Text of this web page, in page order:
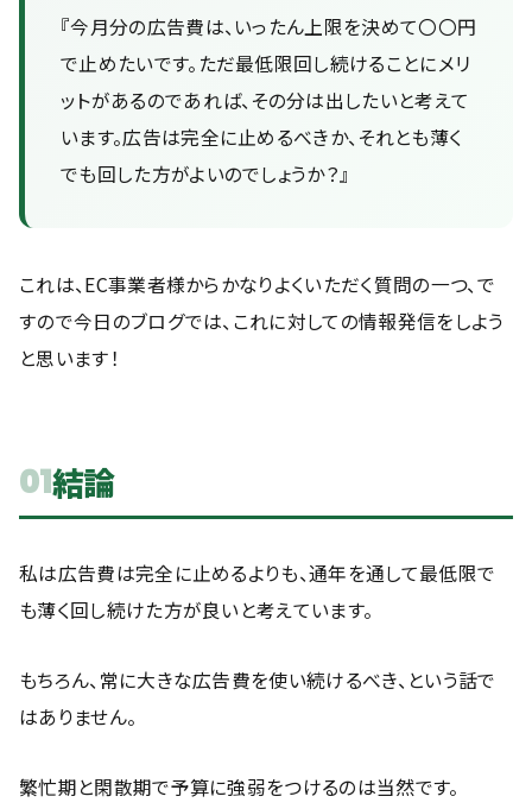
『今月分の広告費は、いったん上限を決めて〇〇円
で止めたいです。ただ最低限回し続けることにメリ
ットがあるのであれば、その分は出したいと考えて
います。広告は完全に止めるべきか、それとも薄く
でも回した方がよいのでしょうか？』
これは、EC事業者様からかなりよくいただく質問の一つ、で
すので今日のブログでは、これに対しての情報発信をしよう
と思います！
01結論
私は広告費は完全に止めるよりも、通年を通して最低限で
も薄く回し続けた方が良いと考えています。
もちろん、常に大きな広告費を使い続けるべき、という話で
はありません。
繁忙期と閑散期で予算に強弱をつけるのは当然です。